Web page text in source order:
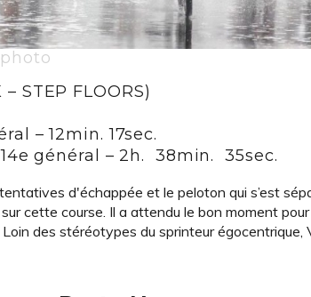
STEP FLOORS)
– 12min. 17sec.
général – 2h. 38min. 35sec.
d'échappée et le peloton qui s’est
cette course. Il a attendu le bon moment
des stéréotypes du sprinteur égocentrique,